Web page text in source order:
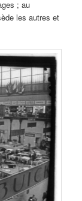
; au
les autres et